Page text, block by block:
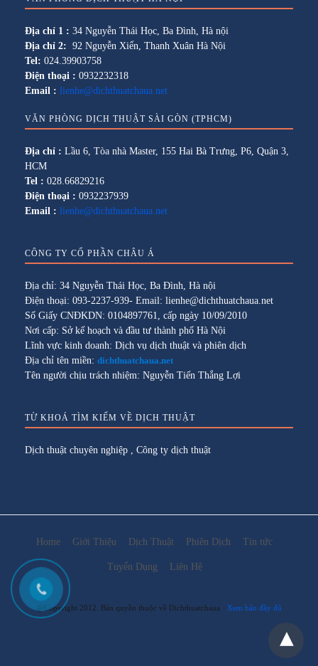
Địa chỉ 1 : 34 Nguyễn Thái Học, Ba Đình, Hà nội
Địa chỉ 2: 92 Nguyễn Xiển, Thanh Xuân Hà Nội
Tel: 024.39903758
Điện thoại : 0932232318
Email : lienhe@dichthuatchaua.net
VĂN PHÒNG DỊCH THUẬT SÀI GÒN (TPHCM)
Địa chỉ : Lầu 6, Tòa nhà Master, 155 Hai Bà Trưng, P6, Quận 3,
HCM
Tel : 028.66829216
Điện thoại : 0932237939
Email : lienhe@dichthuatchaua.net
CÔNG TY CỔ PHẦN CHÂU Á
Địa chỉ: 34 Nguyễn Thái Học, Ba Đình, Hà nội
Điện thoại: 093-2237-939- Email: lienhe@dichthuatchaua.net
Số Giấy CNĐKDN: 0104897761, cấp ngày 10/09/2010
Nơi cấp: Sở kế hoạch và đầu tư thành phố Hà Nội
Lĩnh vực kinh doanh: Dịch vụ dịch thuật và phiên dịch
Địa chỉ tên miền: dichthuatchaua.net
Tên người chịu trách nhiệm: Nguyễn Tiến Thắng Lợi
TỪ KHOÁ TÌM KIẾM VỀ DỊCH THUẬT
Dịch thuật chuyên nghiệp Công ty dịch thuật
Home Giới Thiệu Dịch Thuật Phiên Dịch Tin tức
Tuyển Dụng Liên Hệ
@Copyright 2012. Bản quyền thuộc về Dichthuatchaua Xem bản đầy đủ